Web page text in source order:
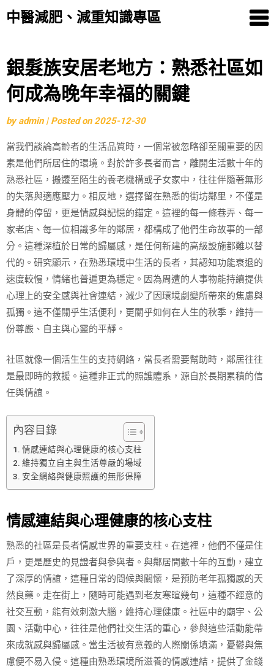
中醫減肥、減重知識專區
Skip
to
content
銀髮族安居老地方：熟悉社區如
何成為晚年幸福的關鍵
byadmin | Posted on2025-12-30
當我們談論高齡者的生活品質時，一個常被忽略卻至關重要的因
素是他們所居住的環境。對於許多長者而言，離開生活數十年的
熟悉社區，搬遷至陌生的養老機構或子女家中，往往伴隨著無形
的失落與適應壓力。相反地，選擇留在熟悉的街坊鄰里，不僅是
身體的停留，更是情感與記憶的錨定。這裡的每一條巷弄、每一
家老店、每一位相識多年的鄰居，都構成了他們生命故事的一部
分。這種深植於日常的歸屬感，是任何新建的高級設施都難以替
代的。研究顯示，在熟悉環境中生活的長者，其認知功能衰退的
速度較慢，情緒也普遍更為穩定。因為周遭的人事物能持續提供
心理上的安全感與社會連結，減少了因環境劇變所帶來的焦慮與
孤獨。這不僅關乎生活便利，更關乎如何在人生的秋季，維持一
份尊嚴、自主與心靈的平靜。
社區就像一個活生生的支持網絡，當長者需要幫助時，鄰居往往
是最即時的救援。這種非正式的照護體系，源自於長期累積的信
任與情誼。
內容目錄
情感連結與心理健康的核心支柱
維持獨立自主與生活尊嚴的場域
安全網絡與健康照護的無形保障
情感連結與心理健康的核心支柱
熟悉的社區是長者情感世界的重要支柱。在這裡，他們不僅是住
戶，更是歷史的見證者與參與者。與鄰居間數十年的互動，建立
了深厚的情誼，這種日常的問候與關懷，是預防老年孤獨感的天
然良藥。走在街上，隨時可能遇到老友寒暄幾句，這種不經意的
社交互動，能有效刺激大腦，維持心理健康。社區中的廟宇、公
園、活動中心，往往是他們社交生活的重心，參與這些活動能帶
來成就感與歸屬感。當生活被有意義的人際關係填滿，憂鬱與焦
慮便不易入侵。這種由熟悉環境所滋養的情感連結，提供了金錢